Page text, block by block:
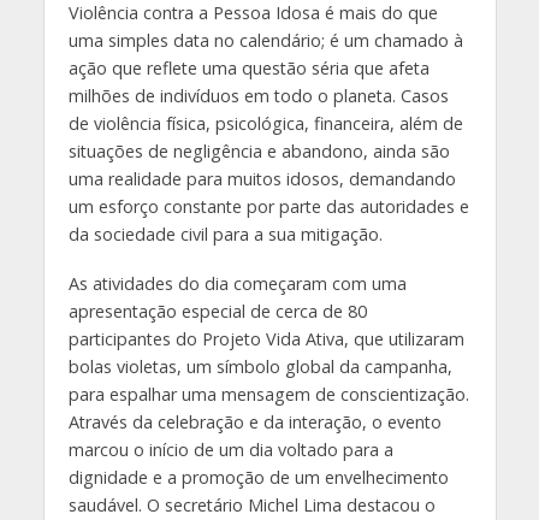
Violência contra a Pessoa Idosa é mais do que
uma simples data no calendário; é um chamado à
ação que reflete uma questão séria que afeta
milhões de indivíduos em todo o planeta. Casos
de violência física, psicológica, financeira, além de
situações de negligência e abandono, ainda são
uma realidade para muitos idosos, demandando
um esforço constante por parte das autoridades e
da sociedade civil para a sua mitigação.
As atividades do dia começaram com uma
apresentação especial de cerca de 80
participantes do Projeto Vida Ativa, que utilizaram
bolas violetas, um símbolo global da campanha,
para espalhar uma mensagem de conscientização.
Através da celebração e da interação, o evento
marcou o início de um dia voltado para a
dignidade e a promoção de um envelhecimento
saudável. O secretário Michel Lima destacou o